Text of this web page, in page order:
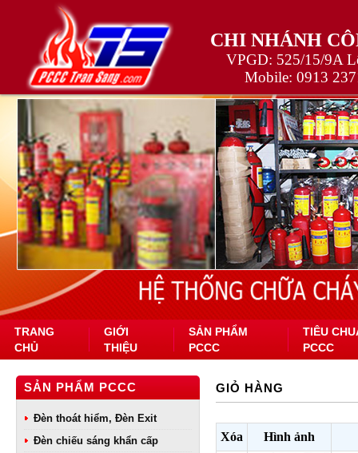
CHI NHÁNH
VPGD: 525/15/9A
Mobile: 0913
TRANG
CHỦ
GIỚI
THIỆU
SẢN PHẨM
PCCC
TIÊU
PCCC
SẢN PHẨM PCCC
Đèn thoát hiểm, Đèn Exit
Đèn chiếu sáng khẩn cấp
GIỎ HÀNG
Xóa Hình ảnh